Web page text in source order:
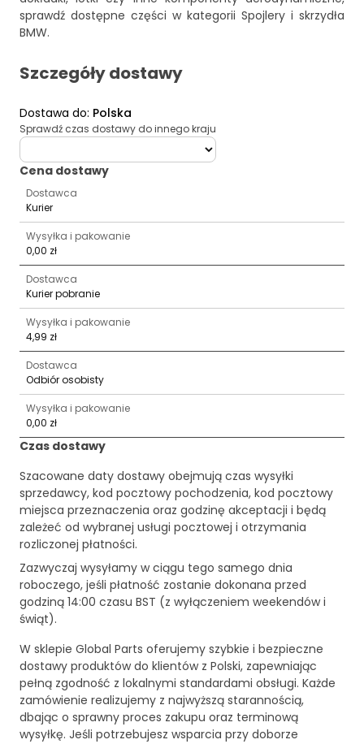
sprawdź dostępne części w kategorii Spojlery i skrzydła
BMW.
Szczegóły dostawy
Dostawa do: Polska
Sprawdź czas dostawy do innego kraju
deliveryCountry
Cena dostawy
Dostawca
Kurier
Wysyłka i pakowanie
0,00 zł
Dostawca
Kurier pobranie
Wysyłka i pakowanie
4,99 zł
Dostawca
Odbiór osobisty
Wysyłka i pakowanie
0,00 zł
Czas dostawy
Szacowane daty dostawy obejmują czas wysyłki
sprzedawcy, kod pocztowy pochodzenia, kod pocztowy
miejsca przeznaczenia oraz godzinę akceptacji i będą
zależeć od wybranej usługi pocztowej i otrzymania
rozliczonej płatności.
Zazwyczaj wysyłamy w ciągu tego samego dnia
roboczego, jeśli płatność zostanie dokonana przed
godziną 14:00 czasu BST (z wyłączeniem weekendów i
świąt).
W sklepie Global Parts oferujemy szybkie i bezpieczne
dostawy produktów do klientów z Polski, zapewniając
pełną zgodność z lokalnymi standardami obsługi. Każde
zamówienie realizujemy z najwyższą starannością,
dbając o sprawny proces zakupu oraz terminową
wysyłkę. Jeśli potrzebujesz wsparcia przy doborze